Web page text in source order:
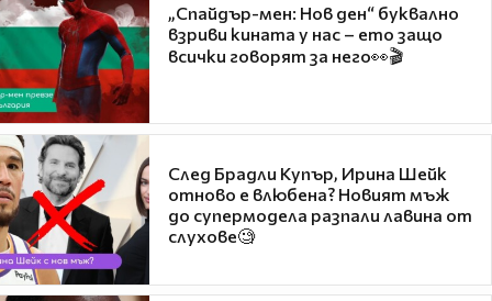
„Спайдър-мен: Нов ден“ буквално
взриви кината у нас – ето защо
всички говорят за него👀🎬
След Брадли Купър, Ирина Шейк
отново е влюбена? Новият мъж
до супермодела разпали лавина от
слухове🧐